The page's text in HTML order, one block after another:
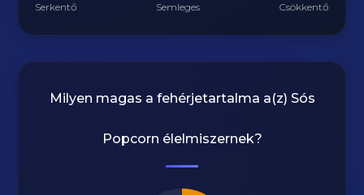
Serkentő Semleges Csökkentő
Milyen magas a fehérjetartalma a(z) Sós
Popcorn élelmiszernek?